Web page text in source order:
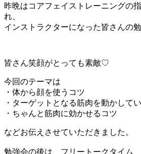
昨晩はコアフェイストレーニングの
れ、
インストラクターになった皆さんの勉
皆さん笑顔がとっても素敵♡
今回のテーマは
・体から顔を使うコツ
・ターゲットとなる筋肉を動かして
・ちゃんと筋肉に効かせるコツ
などお伝えさせていただきました。
勉強会の後は、フリートークタイム